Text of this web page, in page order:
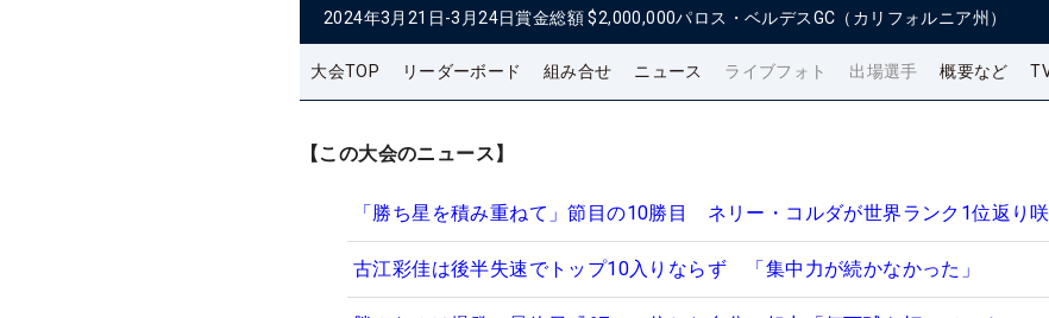
2024年3月21日-3月24日賞金総額 $2,000,000パロス・ベルデスGC（カリフォルニア州）
大会TOP リーダーボード 組み合せ ニュース ライブフォト 出場選手 概要など
【この大会のニュース】
「勝ち星を積み重ねて」節目の10勝目 ネリー・コルダが世界ランク1位返り
古江彩佳は後半失速でトップ10入りならず 「集中力が続かなかった」